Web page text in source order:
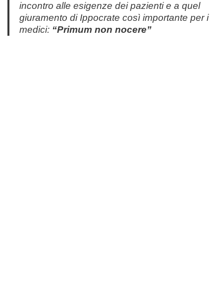
incontro alle esigenze dei pazienti e a quel
giuramento di Ippocrate così importante per i
medici: “Primum non nocere”